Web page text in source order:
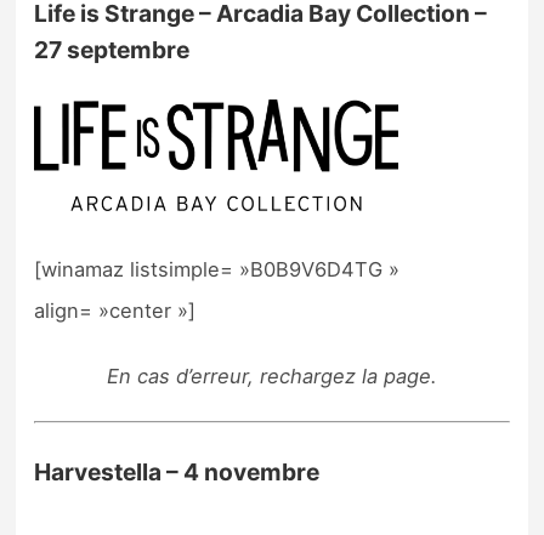
Life is Strange – Arcadia Bay Collection –
27 septembre
[winamaz listsimple= »B0B9V6D4TG »
align= »center »]
En cas d’erreur, rechargez la page.
Harvestella – 4 novembre